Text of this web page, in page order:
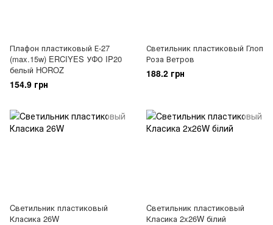
Плафон пластиковый Е-27
(max.15w) ERCIYES УФО IP20
белый HOROZ
154.9 грн
Светильник пластиковый Глоп
Роза Ветров
188.2 грн
Cветильник пластиковый
Класика 26W
Cветильник пластиковый
Класика 2x26W білий